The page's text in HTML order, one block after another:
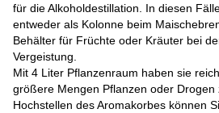
für die Alkoholdestillation. In diesen
entweder als Kolonne beim
Behälter für Früchte oder Kräuter bei
Vergeistung.
Mit 4 Liter Pflanzenraum haben sie
größere Mengen Pflanzen oder Drogen
Hochstellen des Aromakorbes können